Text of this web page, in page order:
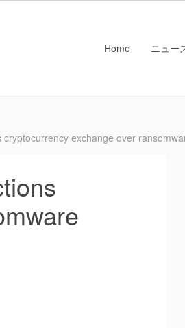
Home ニュー
exchange over